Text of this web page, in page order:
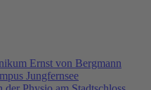
Ernst von Bergmann
Jungfernsee